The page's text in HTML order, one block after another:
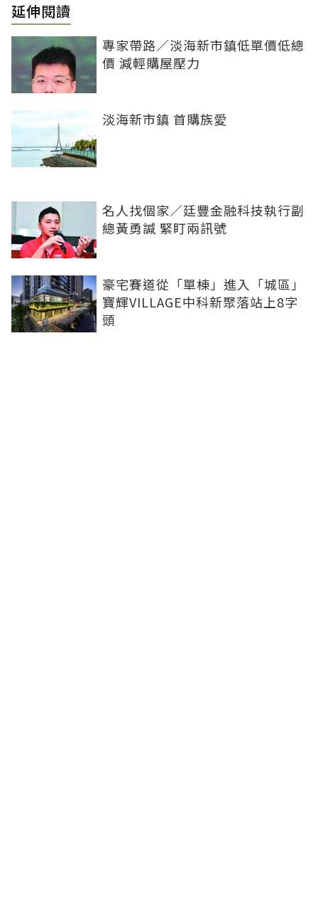
延伸閱讀
專家帶路／淡海新市鎮低單價低總
價 減輕購屋壓力
淡海新市鎮 首購族愛
名人找個家／廷豐金融科技執行副
總黃勇諴 緊盯兩訊號
豪宅賽道從「單棟」進入「城區」
寶輝VILLAGE中科新聚落站上8字
頭